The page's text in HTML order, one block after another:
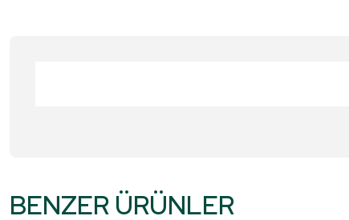
BENZER ÜRÜNLER